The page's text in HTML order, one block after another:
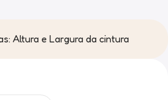
Altura e Largura da cintura